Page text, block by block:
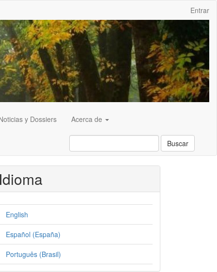
Entrar
y Dossiers Acerca de
Buscar
English
Español (España)
Português (Brasil)